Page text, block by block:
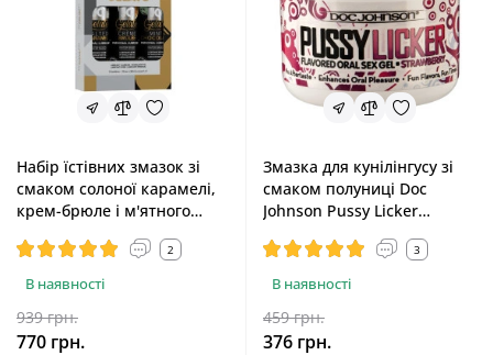
Набір їстівних змазок зі
смаком солоної карамелі,
крем-брюле і м'ятного
Pack Gelato, 3x30 ml2
В наявності
939 грн.
770 грн.
Змазка для кунілінгусу зі
смаком полуниці Doc
Johnson Pussy Licker
3
В наявності
459 грн.
376 грн.